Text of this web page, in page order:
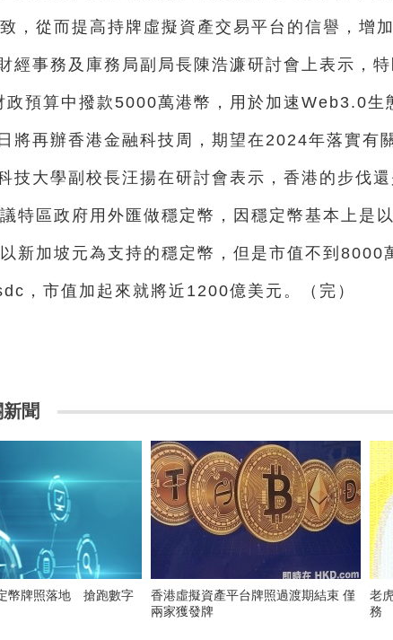
，從而提高持牌虛擬資產交易平台的信譽，增加
經事務及庫務局副局長陳浩濂研討會上表示，
政預算中撥款5000萬港幣，用於加速Web3.0生
將再辦香港金融科技周，期望在2024年落實有
技大學副校長汪揚在研討會表示，香港的步伐
特區政府用外匯做穩定幣，因穩定幣基本上是
新加坡元為支持的穩定幣，但是市值不到8000
，市值加起來就將近1200億美元。（完）
聞
幣牌照落地 搶跑數字
香港虛擬資產平台牌照過渡期結束 僅
兩家獲發牌
老
務